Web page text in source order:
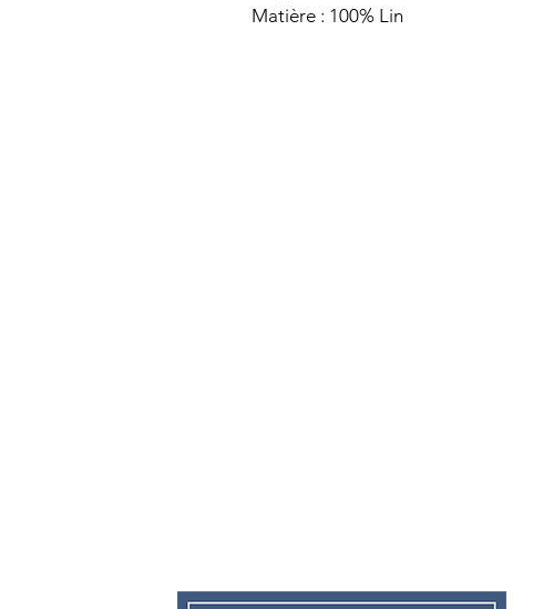
Matière : 100% Lin